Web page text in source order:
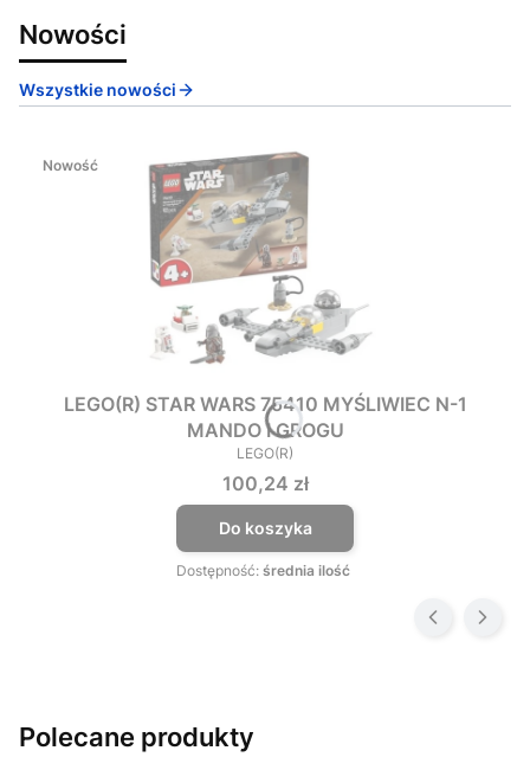
Nowości
Wszystkie nowości
Nowość
LEGO(R) STAR WARS 75410 MYŚLIWIEC N-1
MANDO I GROGU
PRODUCENT
LEGO(R)
Cena
100,24 zł
Do koszyka
Dostępność: średnia ilość
Polecane produkty